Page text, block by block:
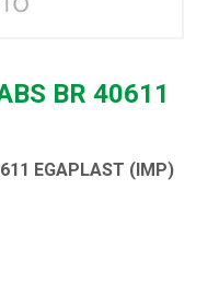
BR 40611
EGAPLAST (IMP)